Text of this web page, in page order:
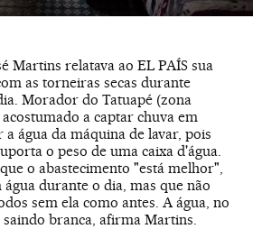
Martins relatava ao EL PAÍS sua
as torneiras secas durante
Morador do Tatuapé (zona
acostumado a captar chuva em
a água da máquina de lavar, pois
o peso de uma caixa d'água.
o abastecimento "está melhor",
durante o dia, mas que não
sem ela como antes. A água, no
branca, afirma Martins.